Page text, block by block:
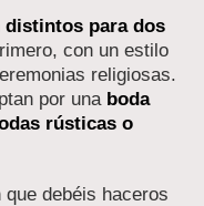
para dos
con un estilo
religiosas.
por una boda
rústicas o
debéis haceros